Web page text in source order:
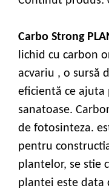
Carbo Strong
lichid cu carbon
acvariu , o sursă
eficientă ce ajuta
sanatoase.
de fotosinteza.
pentru
plantelor, se stie
plantei este data